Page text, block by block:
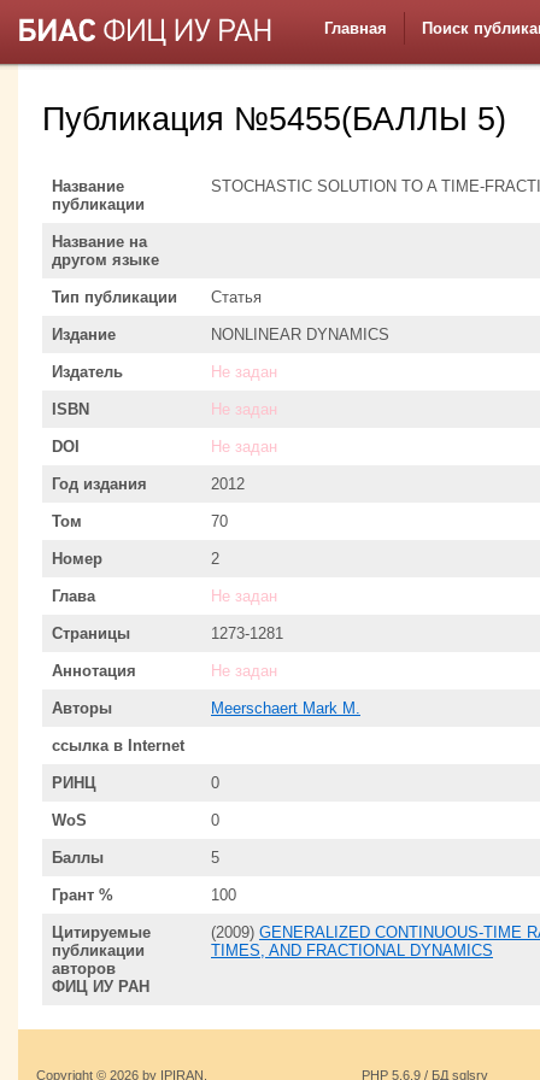
Главная Поиск
Публикация №5455(БАЛЛЫ 5)
Название
публикации
STOCHASTIC SOLUTION TO A TIME-
Название на
другом языке
Тип публикации Статья
Издание NONLINEAR DYNAMICS
Издатель Не задан
ISBN Не задан
DOI Не задан
Год издания 2012
Том 70
Номер 2
Глава Не задан
Страницы 1273-1281
Аннотация Не задан
Авторы Meerschaert Mark M.
ссылка в Internet
РИНЦ 0
WoS 0
Баллы 5
Грант % 100
Цитируемые
публикации
авторов
ФИЦ ИУ РАН
(2009) GENERALIZED CONTINUOUS-TIME
TIMES, AND FRACTIONAL DYNAMICS
Copyright © 2026 by IPIRAN.
PHP 5.6.9 / БД sqlsrv